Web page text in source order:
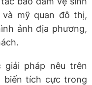
mỹ quan đô thị,
ảnh địa phương,
giải pháp nêu trên
biến tích cực trong